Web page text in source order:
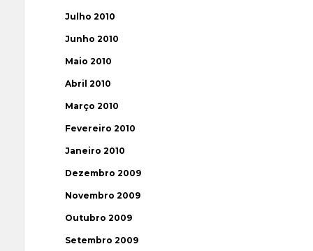
Julho 2010
Junho 2010
Maio 2010
Abril 2010
Março 2010
Fevereiro 2010
Janeiro 2010
Dezembro 2009
Novembro 2009
Outubro 2009
Setembro 2009